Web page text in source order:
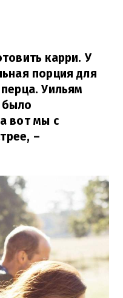
карри. У
порция для
Уильям
вот мы с
–